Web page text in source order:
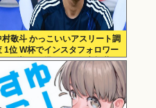
村敬斗 かっこいいアスリート調
1位 W杯でインスタフォロワー
万増 人気爆発 …2位 高橋藍 3
大谷翔平